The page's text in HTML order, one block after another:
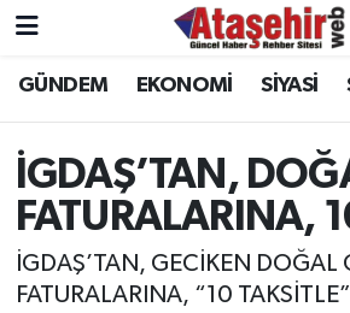
GÜNDEM EKONOMİ SİYASİ
İGDAŞ’TAN,
FATURALARINA,
İGDAŞ’TAN, GECİKEN DOĞAL
FATURALARINA, “10
Hava Durumu
Süper Lig Puan Durumu ve
Tüm Manşetler